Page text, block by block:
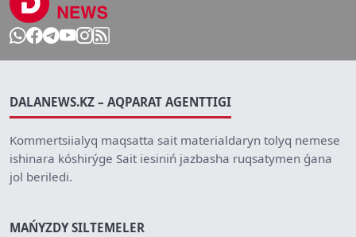
DALANEWS.KZ – AQPARAT AGENTTIGI
Kommertsiialyq maqsatta sait materialdaryn tolyq nemese
ishinara kóshirýge Sait iesiniń jazbasha ruqsatymen ǵana
jol beriledi.
MAŃYZDY SILTEMELER